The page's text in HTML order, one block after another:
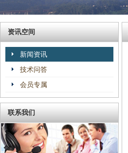
资讯空间
新闻资讯
技术问答
会员专属
联系我们